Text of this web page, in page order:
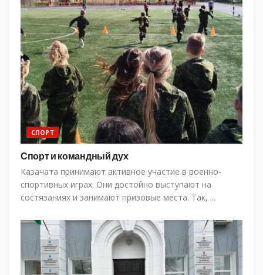
СПОРТ
Спорт и командный дух
Казачата принимают активное участие в военно-
спортивных играх. Они достойно выступают на
состязаниях и занимают призовые места. Так, ...